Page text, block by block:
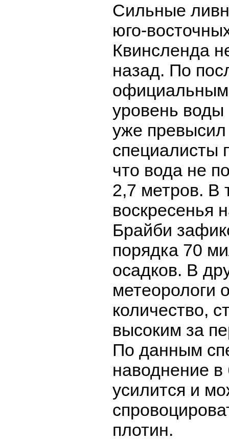
Сильные
юго-
Квинсленда
назад. По
уровень воды
уже превысил
специалисты
что вода не
2,7 метров. В
воскресенья
Брайби
порядка 70
осадков. В
метеорологи
количество,
высоким за
По данным
наводнение
усилится и
плотин.